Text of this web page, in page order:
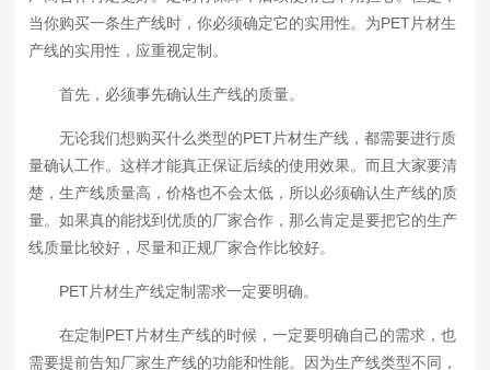
当你购买一条生产线时，你必须确定它的实用性。为PET片材生
产线的实用性，应重视定制。
首先，必须事先确认生产线的质量。
无论我们想购买什么类型的PET片材生产线，都需要进行质
量确认工作。这样才能真正保证后续的使用效果。而且大家要清
楚，生产线质量高，价格也不会太低，所以必须确认生产线的质
量。如果真的能找到优质的厂家合作，那么肯定是要把它的生产
线质量比较好，尽量和正规厂家合作比较好。
PET片材生产线定制需求一定要明确。
在定制PET片材生产线的时候，一定要明确自己的需求，也
需要提前告知厂家生产线的功能和性能。因为生产线类型不同，